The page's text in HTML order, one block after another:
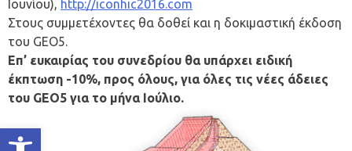
Ανοίξτε τη γραμμή εργαλείων
Ιουνίου), http://iconhic2016.com
Στους συμμετέχοντες θα δοθεί και η δοκιμαστική έκδοση
του GEO5.
Επ’ ευκαιρίας του συνεδρίου θα υπάρχει ειδική
έκπτωση -10%, προς όλους, για όλες τις νέες άδειες
του GEO5 για το μήνα Ιούλιο.